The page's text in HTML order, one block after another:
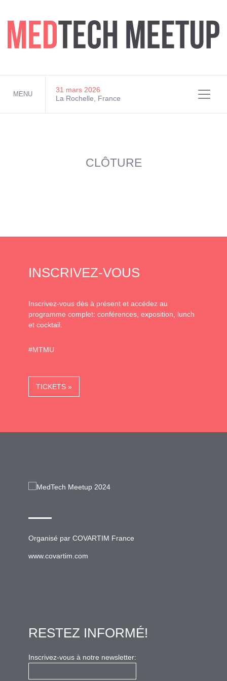
MEDTECH MEETUP 2026
MENU
31 mars 2026
La Rochelle, France
CLÔTURE
INSCRIVEZ-VOUS
Inscrivez-vous dès à présent et accédez au
programme complet: conférences, exposition, lunch
et cocktail.
#MTMU
TICKETS
Organisé par COVARTIM France
www.covartim.com
RESTEZ INFORMÉ!
Inscrivez-vous à notre newsletter: